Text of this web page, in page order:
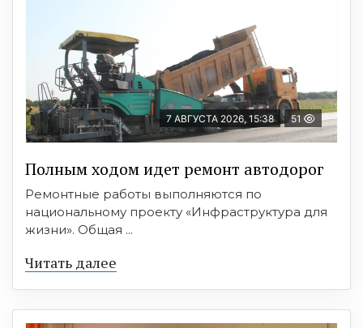
7 АВГУСТА 2026, 15:38 51
Полным ходом идет ремонт автодорог
Ремонтные работы выполняются по
национальному проекту «Инфраструктура для
жизни». Общая ...
Читать далее